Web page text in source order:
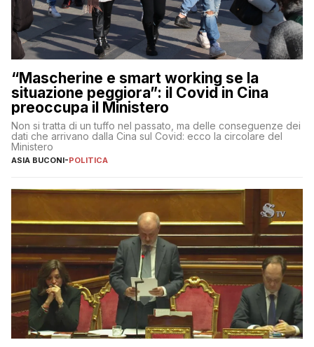
“Mascherine e smart working se la
situazione peggiora”: il Covid in Cina
preoccupa il Ministero
Non si tratta di un tuffo nel passato, ma delle conseguenze dei
dati che arrivano dalla Cina sul Covid: ecco la circolare del
Ministero
ASIA BUCONI-POLITICA